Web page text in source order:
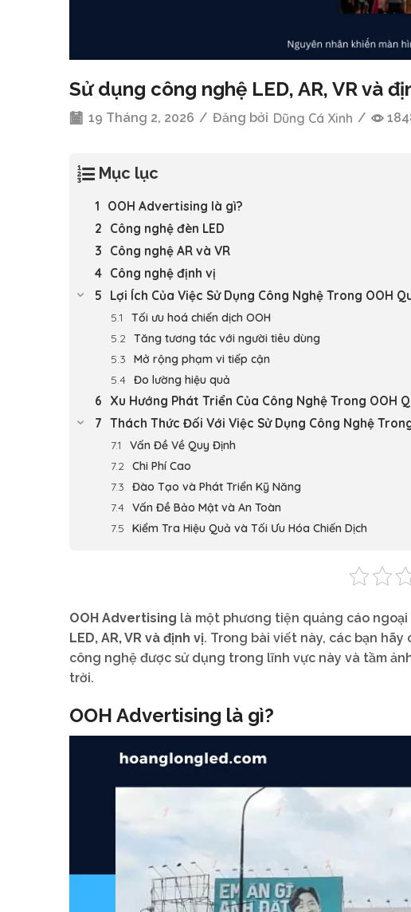
Sử dụng công nghệ LED, AR, VR và
19 Tháng 2, 2026 / Đăng bởi Dũng Cá Xinh /
Mục lục
OOH Advertising là gì?
Công nghệ đèn LED
Công nghệ AR và VR
Công nghệ định vị
Lợi Ích Của Việc Sử Dụng Công Nghệ Trong OOH
Tối ưu hoá chiến dịch OOH
Tăng tương tác với người tiêu dùng
Mở rộng phạm vi tiếp cận
Đo lường hiệu quả
Xu Hướng Phát Triển Của Công Nghệ Trong OOH
Thách Thức Đối Với Việc Sử Dụng Công Nghệ
Vấn Đề Về Quy Định
Chi Phí Cao
Đào Tạo và Phát Triển Kỹ Năng
Vấn Đề Bảo Mật và An Toàn
Kiểm Tra Hiệu Quả và Tối Ưu Hóa Chiến Dịch
OOH Advertising là một phương tiện quảng cáo
LED, AR, VR và định vị. Trong bài viết này, các bạn hãy
công nghệ được sử dụng trong lĩnh vực này và tầm
trời.
OOH Advertising là gì?